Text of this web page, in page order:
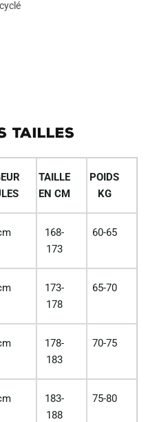
TAILLES
TAILLE
EN CM
POIDS
KG
168-
173
60-65
173-
178
65-70
178-
183
70-75
183-
188
75-80